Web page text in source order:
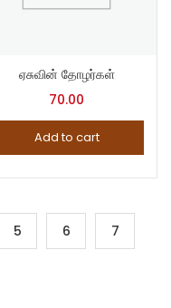
ஏசுவின் தோழர்கள்
70.00
Add to cart
5 6 7